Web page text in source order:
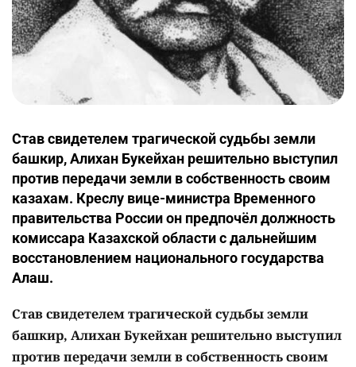
Став свидетелем трагической судьбы земли
башкир, Алихан Букейхан решительно выступил
против передачи земли в собственность своим
казахам. Креслу вице-министра Временного
правительства России он предпочёл должность
комиссара Казахской области с дальнейшим
восстановлением национального государства
Алаш.
Став свидетелем трагической судьбы земли
башкир, Алихан Букейхан решительно выступил
против передачи земли в собственность своим